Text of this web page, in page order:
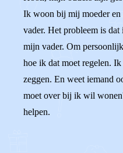
Ik woon bij mij moeder en
vader. Het probleem is
mijn vader. Om
hoe ik dat moet regelen.
zeggen. En weet iemand
moet over bij ik wil
helpen.